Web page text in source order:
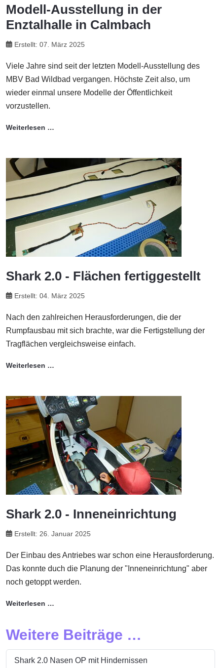
Modell-Ausstellung in der
Enztalhalle in Calmbach
Erstellt: 07. März 2025
Viele Jahre sind seit der letzten Modell-Ausstellung des
MBV Bad Wildbad vergangen. Höchste Zeit also, um
wieder einmal unsere Modelle der Öffentlichkeit
vorzustellen.
Weiterlesen …
Shark 2.0 - Flächen fertiggestellt
Erstellt: 04. März 2025
Nach den zahlreichen Herausforderungen, die der
Rumpfausbau mit sich brachte, war die Fertigstellung der
Tragflächen vergleichsweise einfach.
Weiterlesen …
Shark 2.0 - Inneneinrichtung
Erstellt: 26. Januar 2025
Der Einbau des Antriebes war schon eine Herausforderung.
Das konnte duch die Planung der "Inneneinrichtung" aber
noch getoppt werden.
Weiterlesen …
Weitere Beiträge …
Shark 2.0 Nasen OP mit Hindernissen